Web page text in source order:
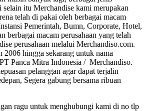
selain itu Merchandise kami merupakan
telah di pakai oleh berbagai macam
Pemerintah, Bumn, Corporate, Hotel,
berbagai macam perusahaan yang telah
perusahaan melalui Merchandiso.com.
2006 hingga sekarang untuk nama
Panca Mitra Indonesia / Merchandiso.
pelanggan agar dapat terjalin
Segera gabung bersama ribuan
ragu untuk menghubungi kami di no tlp